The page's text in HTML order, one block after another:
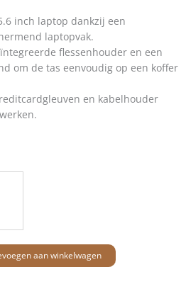
inch laptop dankzij een
laptopvak.
flessenhouder en een
om de tas eenvoudig op een koffer
en kabelhouder
aan winkelwagen